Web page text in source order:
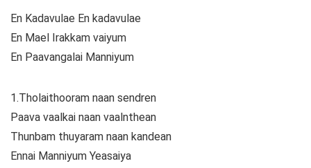
En Kadavulae En kadavulae
En Mael Irakkam vaiyum
En Paavangalai Manniyum
1.Tholaithooram naan sendren
Paava vaalkai naan vaalnthean
Thunbam thuyaram naan kandean
Ennai Manniyum Yeasaiya